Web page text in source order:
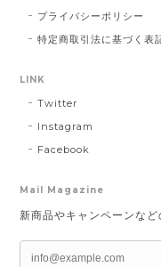
プライバシーポリシー
特定商取引法に基づく表
LINK
Twitter
Instagram
Facebook
Mail Magazine
新商品やキャンペーンなど